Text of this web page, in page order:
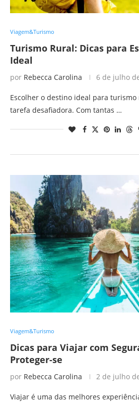
Viagem&Turismo
Turismo Rural: Dicas para
Ideal
por Rebecca Carolina 6 de julho
Escolher o destino ideal para
tarefa desafiadora. Com tantas …
Viagem&Turismo
Dicas para Viajar com
Proteger-se
por Rebecca Carolina 2 de julho
Viajar é uma das melhores